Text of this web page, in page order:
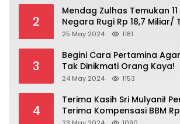
2
Mendag Zulhas Temukan 11
Negara Rugi Rp 18,7 Miliar/
25 May 2024 1181
3
Begini Cara Pertamina
Tak Dinikmati Orang Kaya!
24 May 2024 1153
4
Terima Kasih Sri Mulyani!
Terima Kompensasi BBM